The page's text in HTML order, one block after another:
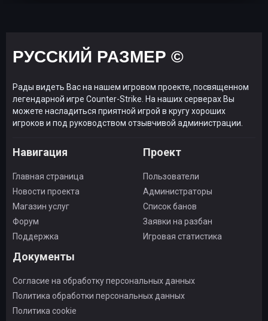
РУССКИЙ РАЗМЕР ©
Рады видеть Вас на нашем игровом проекте, посвященном
легендарной игре Counter-Strike. На наших серверах Вы
можете насладиться приятной игрой в кругу хороших
игроков и под руководством отзывчивой администрации.
Навигация
Главная страница
Новости проекта
Магазин услуг
Форум
Поддержка
Проект
Пользователи
Администраторы
Список банов
Заявки на разбан
Игровая статистика
Документы
Согласие на обработку персональных данных
Политика обработки персональных данных
Политика cookie